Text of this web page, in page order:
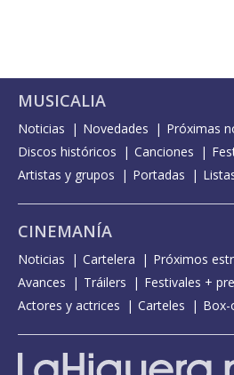
MUSICALIA
Noticias Novedades
Próximas
Discos históricos
Canciones
Artistas y grupos
Portadas
CINEMANÍA
Noticias Cartelera Próximos
Avances
Tráilers
Festivales +
Actores y actrices
Carteles